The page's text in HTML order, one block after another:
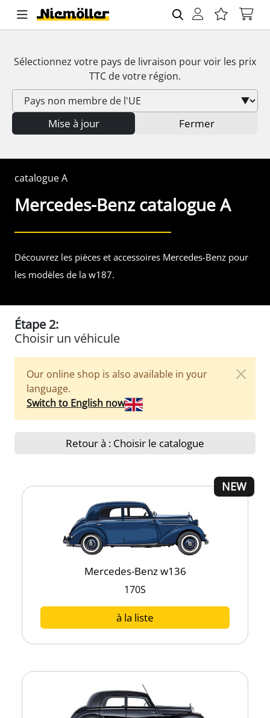
Sélectionnez votre pays de livraison pour voir les prix
TTC de votre région.
Mise à jour Fermer
catalogue A
Mercedes-Benzcatalogue A
Découvrez les pièces et accessoires Mercedes-Benz pour
les modèles de la w187.
Étape 2:
Choisir un véhicule
Our online shop is also available in your
language.
Switch to English now
Retour à : Choisir le catalogue
Mercedes-Benz w136
170S
à la liste